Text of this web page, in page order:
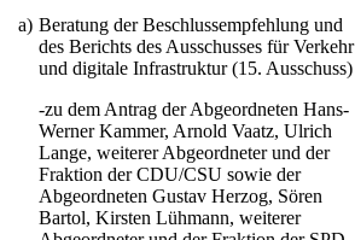
a) Beratung der Beschlussempfehlung und
des Berichts des Ausschusses für Verkehr
und digitale Infrastruktur (15. Ausschuss)
-zu dem Antrag der Abgeordneten Hans-
Werner Kammer, Arnold Vaatz, Ulrich
Lange, weiterer Abgeordneter und der
Fraktion der CDU/CSU sowie der
Abgeordneten Gustav Herzog, Sören
Bartol, Kirsten Lühmann, weiterer